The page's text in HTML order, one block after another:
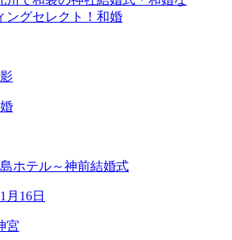
ホテル～神前結婚式
月16日
宮